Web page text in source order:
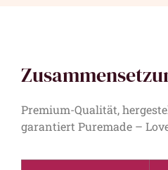
Premium-Qualität,
garantiert Puremade –